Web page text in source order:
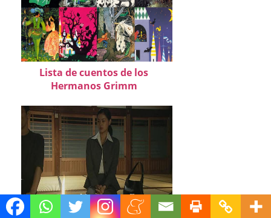
Lista de cuentos de los
Hermanos Grimm